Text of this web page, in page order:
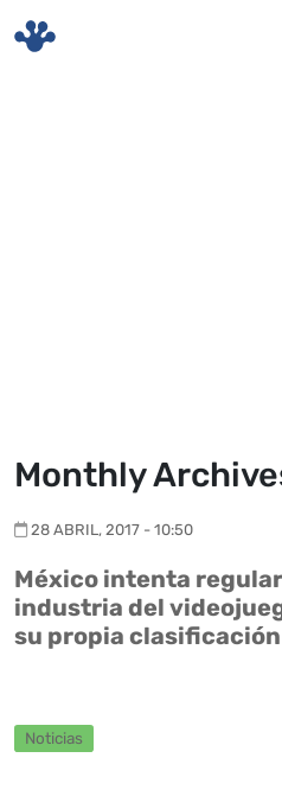
Monthly
28 ABRIL, 2017 - 10:50
México intenta
industria del
su propia clasificación
Noticias